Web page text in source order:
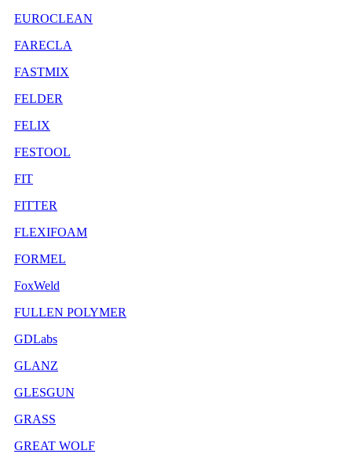
EUROCLEAN
FARECLA
FASTMIX
FELDER
FELIX
FESTOOL
FIT
FITTER
FLEXIFOAM
FORMEL
FoxWeld
FULLEN POLYMER
GDLabs
GLANZ
GLESGUN
GRASS
GREAT WOLF